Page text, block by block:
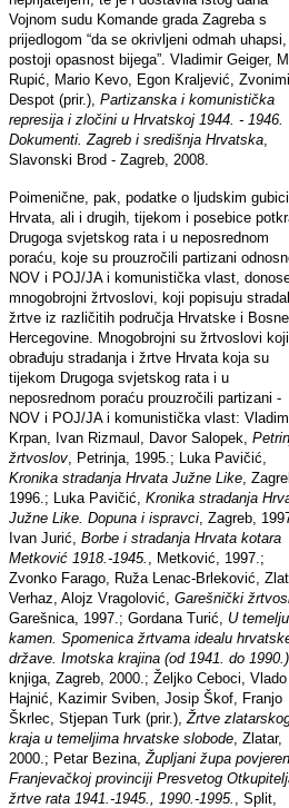
Vojnom sudu Komande grada Zagreba s
prijedlogom “da se okrivljeni odmah
postoji opasnost bijega”. Vladimir Geiger,
Rupić, Mario Kevo, Egon Kraljević,
Despot (prir.), Partizanska i komunistička
represija i zločini u Hrvatskoj 1944. - 1946.
Dokumenti. Zagreb i središnja Hrvatska
Slavonski Brod - Zagreb, 2008.
Poimenične, pak, podatke o ljudskim
Hrvata, ali i drugih, tijekom i posebice
Drugoga svjetskog rata i u neposrednom
poraću, koje su prouzročili partizani
NOV i POJ/JA i komunistička vlast,
mnogobrojni žrtvoslovi, koji popisuju
žrtve iz različitih područja Hrvatske i
Hercegovine. Mnogobrojni su žrtvoslovi koji
obrađuju stradanja i žrtve Hrvata koja su
tijekom Drugoga svjetskog rata i u
neposrednom poraću prouzročili partizani -
NOV i POJ/JA i komunistička vlast:
Krpan, Ivan Rizmaul, Davor Salopek,
žrtvoslov , Petrinja, 1995.; Luka Pavičić,
Kronika stradanja Hrvata Južne Like ,
1996.; Luka Pavičić, Kronika stradanja
Južne Like. Dopuna i ispravci , Zagreb,
Ivan Jurić, Borbe i stradanja Hrvata kotara
Metković 1918.-1945.
, Metković, 1997.;
Zvonko Farago, Ruža Lenac-Brleković,
Verhaz, Alojz Vragolović, Garešnički
Garešnica, 1997.; Gordana Turić, U temelju
kamen. Spomenica žrtvama idealu
države. Imotska krajina (od 1941. do 1990.)
knjiga, Zagreb, 2000.; Željko Ceboci, Vlado
Hajnić, Kazimir Sviben, Josip Škof, Franjo
Škrlec, Stjepan Turk (prir.), Žrtve
kraja u temeljima hrvatske slobode , Zlatar,
2000.; Petar Bezina, Župljani župa
Franjevačkoj provinciji Presvetog
žrtve rata 1941.-1945., 1990.-1995.
, Split,